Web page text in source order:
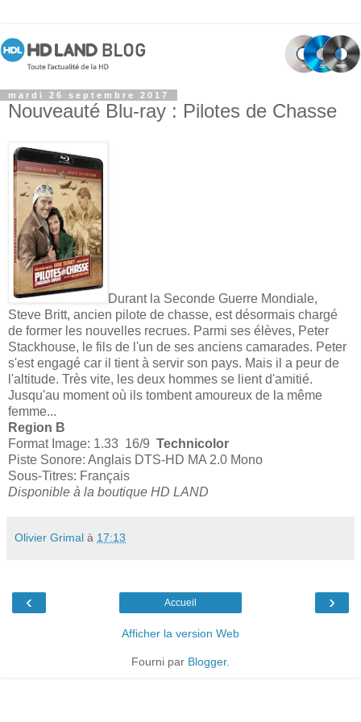
mardi 26 septembre 2017
Nouveauté Blu-ray : Pilotes de Chasse
Durant la Seconde Guerre Mondiale,
Steve Britt, ancien pilote de chasse, est désormais chargé
de former les nouvelles recrues. Parmi ses élèves, Peter
Stackhouse, le fils de l'un de ses anciens camarades. Peter
s'est engagé car il tient à servir son pays. Mais il a peur de
l'altitude. Très vite, les deux hommes se lient d'amitié.
Jusqu'au moment où ils tombent amoureux de la même
femme...
Region B
Format Image: 1.33 16/9 Technicolor
Piste Sonore: Anglais DTS-HD MA 2.0 Mono
Sous-Titres: Français
Disponible à la boutique HD LAND
Olivier Grimal à 17:13
‹ ›
Accueil
Afficher la version Web
Fourni par Blogger.